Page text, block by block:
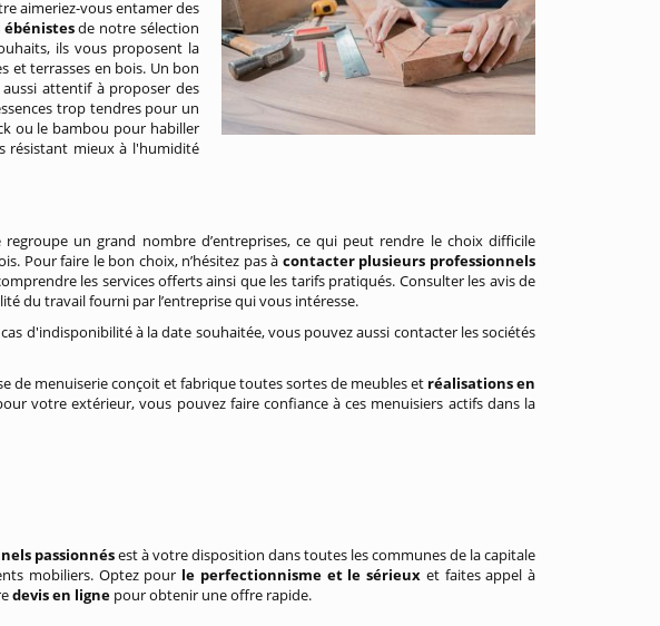
aimeriez-vous entamer des
ébénistesde notre sélection
ils vous proposent la
et terrasses en bois. Un bon
attentif à proposer des
trop tendres pour un
ou le bambou pour habiller
résistant mieux à l'humidité
un grand nombre d’entreprises, ce qui peut rendre le choix difficile
Pour faire le bon choix, n’hésitez pas à contacter plusieurs professionnels
les services offerts ainsi que les tarifs pratiqués. Consulter les avis de
du travail fourni par l’entreprise qui vous intéresse.
d'indisponibilité à la date souhaitée, vous pouvez aussi contacter les sociétés
de menuiserie conçoit et fabrique toutes sortes de meubles etréalisations en
votre extérieur, vous pouvez faire confiance à ces menuisiers actifs dans la
passionnésest à votre disposition dans toutes les communes de la capitale
mobiliers. Optez pour le perfectionnisme et le sérieux et faites appel à
devis en ligne pour obtenir une offre rapide.